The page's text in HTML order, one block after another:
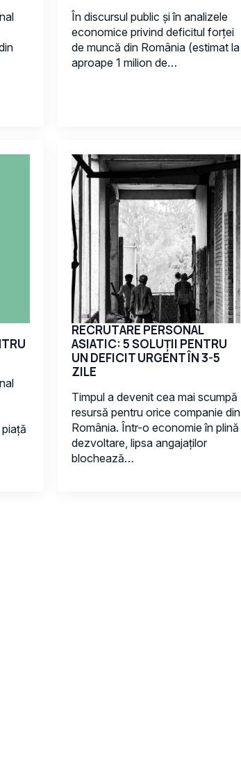
În discursul public și în analizele
economice privind deficitul forței
de muncă din România (estimat la
aproape 1 milion de…
RECRUTARE PERSONAL
ASIATIC: 5 SOLUȚII PENTRU
UN DEFICIT URGENT ÎN 3-5
ZILE
Timpul a devenit cea mai scumpă
resursă pentru orice companie din
România. Într-o economie în plină
dezvoltare, lipsa angajaților
blochează…